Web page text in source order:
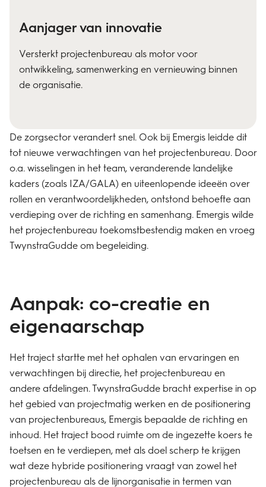
Aanjager van innovatie
Versterkt projectenbureau als motor voor
ontwikkeling, samenwerking en vernieuwing binnen
de organisatie.
​De zorgsector verandert snel. Ook bij Emergis leidde dit
tot nieuwe verwachtingen van het projectenbureau. Door
o.a. wisselingen in het team, veranderende landelijke
kaders (zoals IZA/GALA) en uiteenlopende ideeën over
rollen en verantwoordelijkheden, ontstond behoefte aan
verdieping over de richting en samenhang. Emergis wilde
het projectenbureau toekomstbestendig maken en vroeg
TwynstraGudde om begeleiding.
​Aanpak: co-creatie en
eigenaarschap
​Het traject startte met het ophalen van ervaringen en
verwachtingen bij directie, het projectenbureau en
andere afdelingen. TwynstraGudde bracht expertise in op
het gebied van projectmatig werken en de positionering
van projectenbureaus, Emergis bepaalde de richting en
inhoud. Het traject bood ruimte om de ingezette koers te
toetsen en te verdiepen, met als doel scherp te krijgen
wat deze hybride positionering vraagt van zowel het
projectenbureau als de lijnorganisatie in termen van